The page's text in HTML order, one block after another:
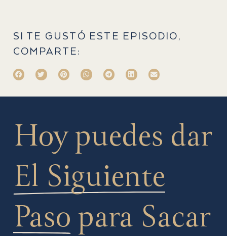
SI TE GUSTÓ ESTE EPISODIO,
COMPARTE:
Hoy puedes dar
El Siguiente
Paso para Sacar